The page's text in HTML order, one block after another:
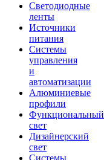
Светодиодные
ленты
Источники
питания
Системы
управления
и
автоматизации
Алюминиевые
профили
Функциональный
свет
Дизайнерский
свет
Системы